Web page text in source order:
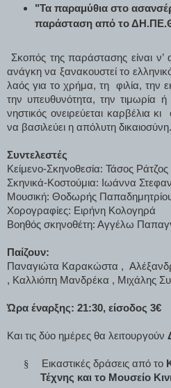
"Τα παραμύθια στο
παράσταση από το
Σκοπός της παράστασης είναι
ανάγκη να ξανακουστεί το
λαός για το χρήμα, τη φιλία, την
την υπευθυνότητα, την τιμωρία
νηστικός ονειρεύεται καρβέλια
να βασιλεύει η απόλυτη
Συντελεστές
Κείμενο-Σκηνοθεσία: Τάσος Ράτζος
Σκηνικά-Κοστούμια: Ιωάννα
Μουσική: Θοδωρής
Χορογραφίες: Ειρήνη Κολογηρά
Βοηθός σκηνοθέτη: Αγγέλω
Παίζουν:
Παναγιώτα Καρακώστα ,
, Καλλιόπη Μανδρέκα , Μιχάλης
Ώρα έναρξης: 21:30, είσοδος 3€
Και τις δύο ημέρες θα λειτουργούν
§ Εικαστικές δράσεις από το
Τέχνης και το Μουσείο